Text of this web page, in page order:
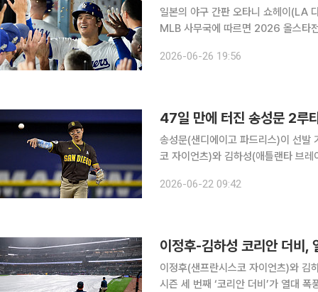
일본의 야구 간판 오타니 쇼헤이(LA 다저스)
MLB 사무국에 따르면 2026 올스타
득표를 기록한 바 있으나 이를 통틀어
2026-06-26 19:56
47일 만에 터진 송성문 2루
송성문(샌디에이고 파드리스)이 선발
코 자이언츠)와 김하성(애틀랜타 브레이브스)은
텍사스 레인저스와 원정경기에 8번
2026-06-22 09:42
이정후-김하성 코리안 더비,
이정후(샌프란시스코 자이언츠)와 김
시즌 세 번째 ‘코리안 더비’가 열대 폭풍의 영향으로 9